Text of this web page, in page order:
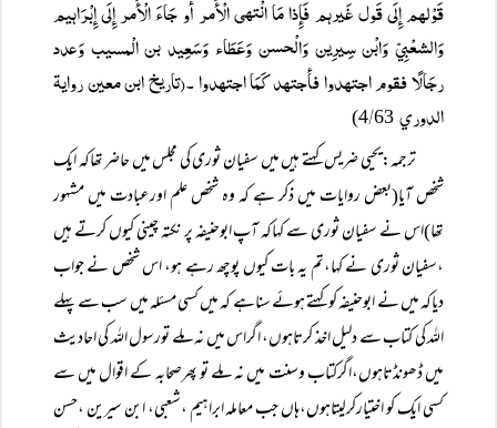
قَوْلہم إِلَی قَول غَيرہم فَإِذا مَا انْتہی الْأَمر أَو جَاءَ الْأَمر إِلَی إِبْرَاہيم
وَالشعْبِيّ وَابْن سِيرِين وَالْحسن وَعَطَاء وَسَعِيد بن الْمسيب وَعدد
رجَالًا فقوم اجتہدوا فأجتہد كَمَا اجتہدوا ۔(تاریخ ابن معین روایۃ
الدوري4
/63)
ترجمہ:یحیی ضریس کہتے ہیں میں سفیان ثوری کی مجلس میں حاضر تھاکہ ایک
شخص آیا(بعض روایات میں ذکر ہے کہ وہ شخص علم اورعبادت میں مشہور
تھا)اس نے سفیان ثوری سے کہاکہ آپ ابوحنیفہ پر نکتہ چینی کیوں کرتے ہیں
،سفیان ثوری نے کہا،تم یہ بات کیوں پوچھ رہے ہو، اس شخص نے جواب
دیاکہ میں نے ابوحنیفہ کو کہتے ہوئے سناہے کہ میں کسی مسئلہ میں سب سے پہلے
اللہ کی کتاب سے دلیل اخذ کرتاہوں، اگراس میں نہ ملے تورسول اللہ کی احادیث
میں ڈھونڈتاہوں،اگرکتاب وسنت میں نہ ملے تو پھرصحابہ کے اقوال میں سے
کسی ایک کو اختیارکرلیتاہوں،ہاں جب معاملہ ابراہیم ،شعبی، ابن سیرین ،حسن